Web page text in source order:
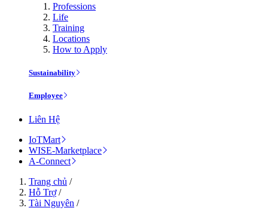
Professions
Life
Training
Locations
How to Apply
Sustainability
Employee
Liên Hệ
IoTMart
WISE-Marketplace
A-Connect
Trang chủ /
Hỗ Trợ/
Tài Nguyên /